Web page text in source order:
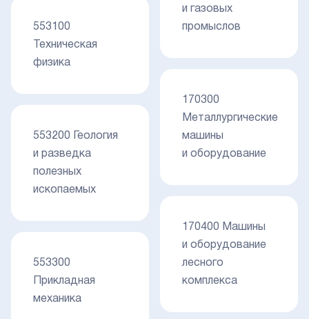
553100
Техническая
физика
553200 Геология
и разведка
полезных
ископаемых
553300
Прикладная
механика
и газовых
промыслов
170300
Металлургические
машины
и оборудование
170400 Машины
и оборудование
лесного
комплекса